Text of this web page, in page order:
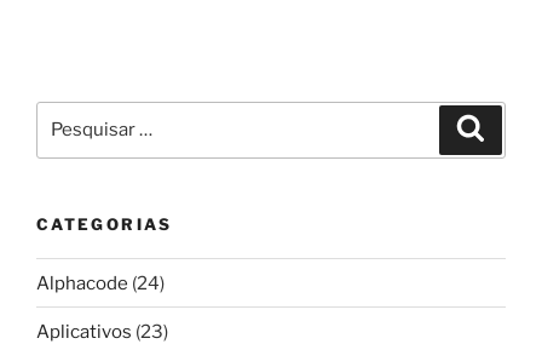
por:
CATEGORIAS
Alphacode (24)
Aplicativos (23)